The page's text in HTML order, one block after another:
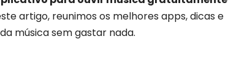
artigo, reunimos os melhores apps, dicas e
música sem gastar nada.